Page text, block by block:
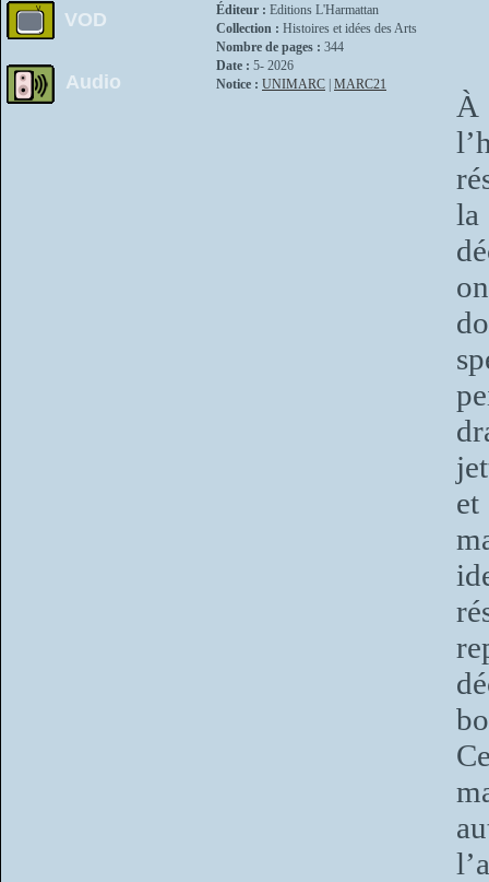
VOD
Audio
Éditeur : Editions L'Harmattan
Collection : Histoires et idées des Arts
Nombre de pages : 344
Date : 5- 2026
Notice : UNIMARC MARC21
À